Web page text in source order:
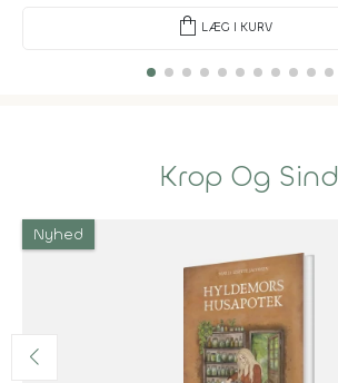
shopping_bag LÆG I KURV
Krop Og Sind
Nyhed